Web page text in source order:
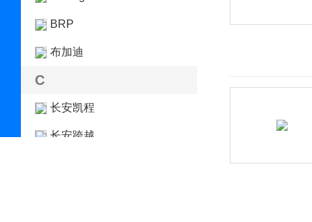
BRP
布加迪
C
长安凯程
长安跨越